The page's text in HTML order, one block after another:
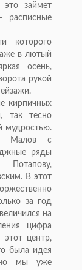
займет
расписные
которого
в лютый
осень,
рукой
кирпичных
так тесно
мудростью.
Малов с
ряды
Потапову,
В этот
за год
на
цифра
этот центр,
была идея
мы уже